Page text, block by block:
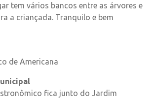
tem vários bancos entre as árvores e
a criançada. Tranquilo e bem
de Americana
fica junto do Jardim